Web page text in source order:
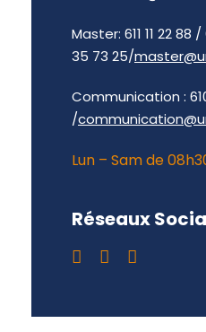
Master: 611 11 22 88
35 73 25/
Communication :
/
Lun – Sam de
Réseaux